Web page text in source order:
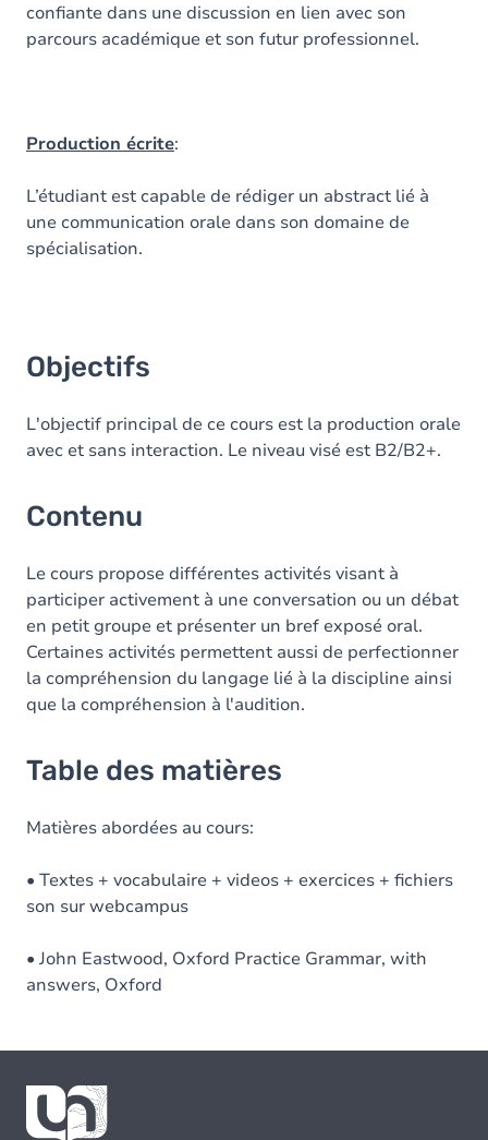
confiante dans une discussion en lien avec son
parcours académique et son futur professionnel.
Production écrite:
L’étudiant est capable de rédiger un abstract lié à
une communication orale dans son domaine de
spécialisation.
Objectifs
L'objectif principal de ce cours est la production orale
avec et sans interaction. Le niveau visé est B2/B2+.
Contenu
Le cours propose différentes activités visant à
participer activement à une conversation ou un débat
en petit groupe et présenter un bref exposé oral.
Certaines activités permettent aussi de perfectionner
la compréhension du langage lié à la discipline ainsi
que la compréhension à l'audition.
Table des matières
Matières abordées au cours:
• Textes + vocabulaire + videos + exercices + fichiers
son sur webcampus
• John Eastwood, Oxford Practice Grammar, with
answers, Oxford